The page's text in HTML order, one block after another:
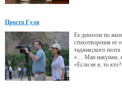
Просто Гуля
Ее девизом по
стихотворения ее
таджикского
«… Ман накунам,
«Если не я, то